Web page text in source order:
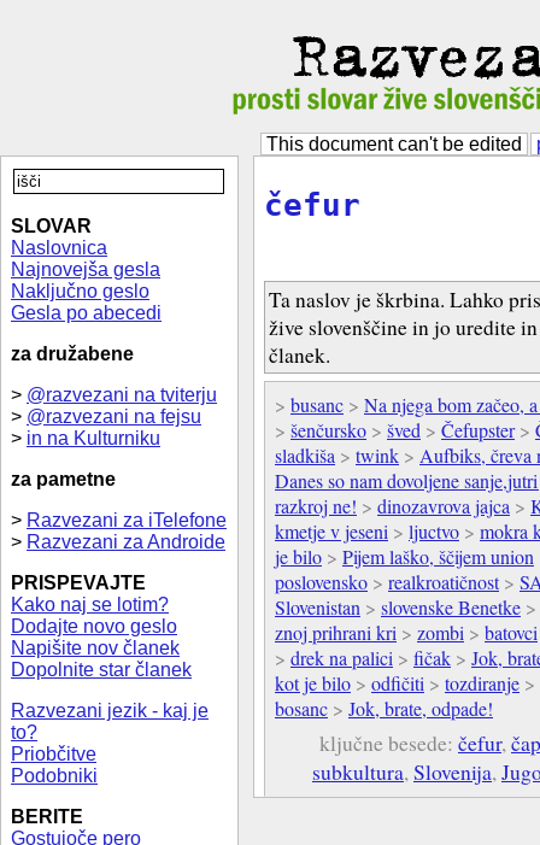
This document can't be edited
SLOVAR
Naslovnica
Najnovejša gesla
Naključno geslo
Gesla po abecedi
za družabene
> @razvezani na tviterju
> @razvezani na fejsu
> in na Kulturniku
za pametne
> Razvezani za iTelefone
> Razvezani za Androide
PRISPEVAJTE
Kako naj se lotim?
Dodajte novo geslo
Napišite nov članek
Dopolnite star članek
Razvezani jezik - kaj je
to?
Priobčitve
Podobniki
BERITE
Gostujoče pero
čefur
Ta naslov je škrbina. Lahko
žive slovenščine in jo uredite
članek.
> busanc > Na njega bom začeo,
> šenčursko > šved > Čefupster>
sladkiša > twink > Aufbiks, čreva
Danes so nam dovoljene
razkroj ne! > dinozavrova jajca >
kmetje v jeseni > ljuctvo > mokra
je bilo > Pijem laško, ščijem union
poslovensko > realkroatičnost>
Slovenistan > slovenske Benetke >
znoj prihrani kri > zombi > batovci
> drek na palici > fičak > Jok,
kot je bilo > odfičiti > tozdiranje >
bosanc > Jok, brate, odpade!
ključne besede: čefur,
subkultura,Slovenija,